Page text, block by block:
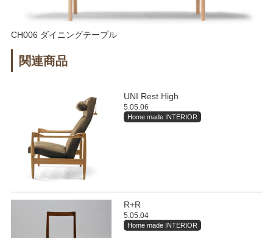
CH006 ダイニングテーブル
関連商品
UNI Rest High
5.05.06
Home made INTERIOR
R+R
5.05.04
Home made INTERIOR